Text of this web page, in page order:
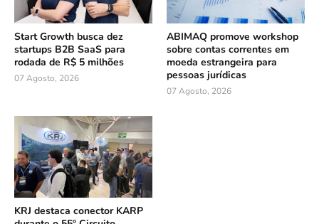
Start Growth busca dez
startups B2B SaaS para
rodada de R$ 5 milhões
07 Agosto, 2026
ABIMAQ promove workshop
sobre contas correntes em
moeda estrangeira para
pessoas jurídicas
07 Agosto, 2026
KRJ destaca conector KARP